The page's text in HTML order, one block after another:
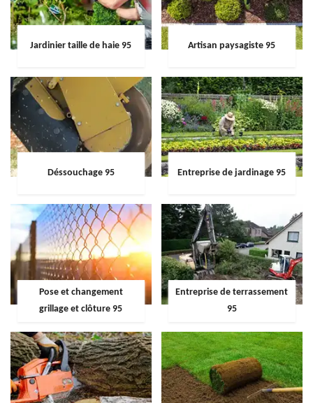
Jardinier taille de haie 95 Artisan paysagiste 95
Déssouchage 95 Entreprise de jardinage 95
Pose et changement
grillage et clôture 95
Entreprise de terrassement
95